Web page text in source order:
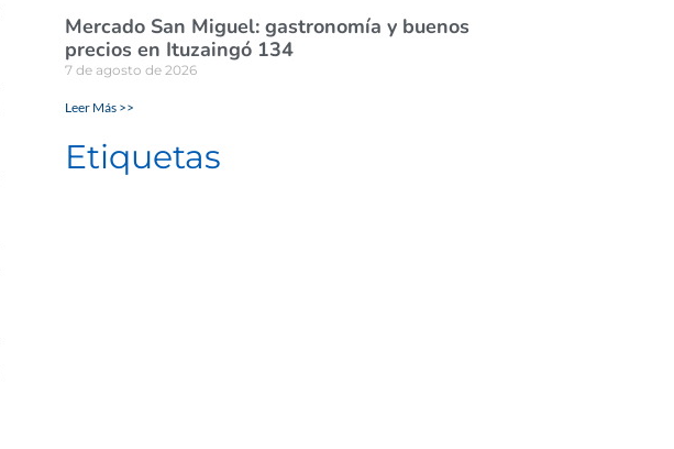
Mercado San Miguel: gastronomía y buenos
precios en Ituzaingó 134
7 de agosto de 2026
Leer Más >>
Etiquetas